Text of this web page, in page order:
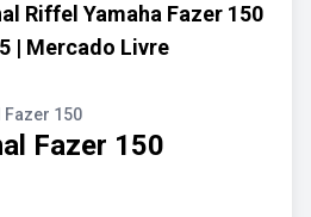
Riffel Yamaha Fazer 150
| Mercado Livre
Fazer 150
Fazer 150